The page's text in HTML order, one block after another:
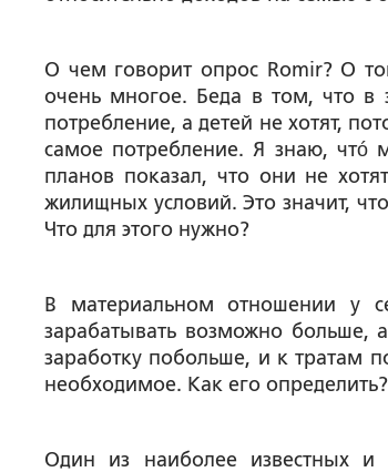
О чем говорит опрос Romir? О
очень многое. Беда в том, что в
потребление, а детей не хотят,
самое потребление. Я знаю, чтó
планов показал, что они не
жилищных условий. Это значит,
Что для этого нужно?
В материальном отношении у
зарабатывать возможно больше,
заработку побольше, и к тратам
необходимое. Как его определить?
Один из наиболее известных и